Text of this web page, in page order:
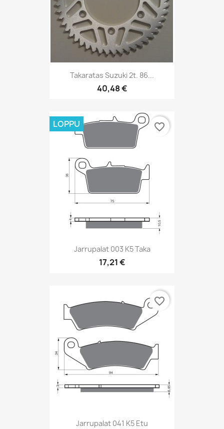
Takaratas Suzuki 2t. 86...
40,48 €
Jarrupalat 003 K5 Taka
17,21 €
LOPPU favorite_border
Jarrupalat 041 K5 Etu
favorite_border